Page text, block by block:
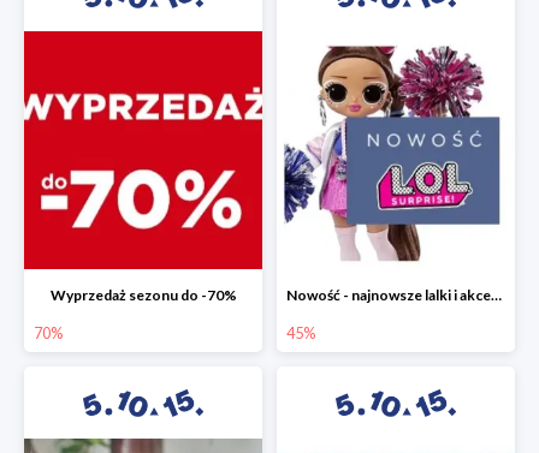
Wyprzedaż sezonu do -70%
70%
Nowość - najnowsze lalki i akcesoria L.O.L. w 5.10.15 do -45%
45%